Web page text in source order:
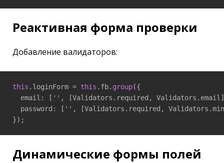
Реактивная форма проверки
Добавление валидаторов:
this .loginForm = this .fb. group({
  email: [
'' , [Validators.required,
  password: [
'' , [Validators.required,
});
Динамические формы полей